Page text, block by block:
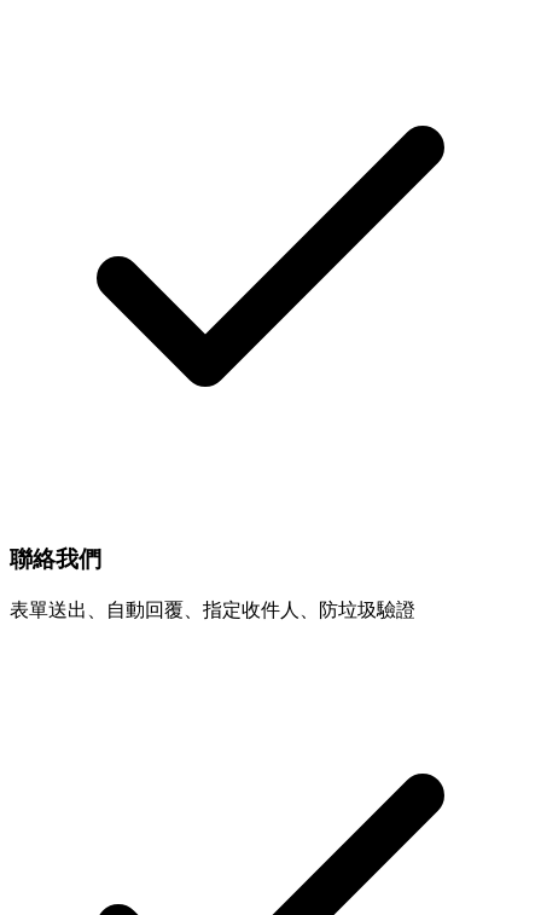
聯絡我們
表單送出、自動回覆、指定收件人、防垃圾驗證